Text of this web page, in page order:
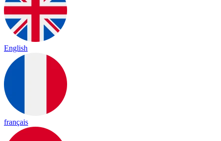
English
français